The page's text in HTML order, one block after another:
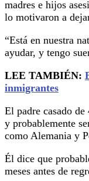
madres e hijos
lo motivaron a
“Está en nuestra
ayudar, y tengo
LEE TAMBIÉN:
inmigrantes
El padre casado
y probablemente
como Alemania y
Él dice que
meses antes de